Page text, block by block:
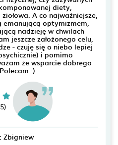
diety,
A co najważniejsze,
emanującą optymizmem,
nadzieję w chwilach
jeszcze założonego celu,
- czuję się o niebo lepiej
i pomimo
że wsparcie dobrego
:)
Zbigniew